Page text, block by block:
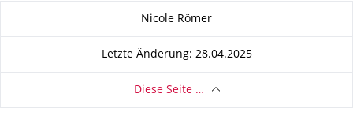
Nicole Römer
Letzte Änderung: 28.04.2025
Diese Seite …